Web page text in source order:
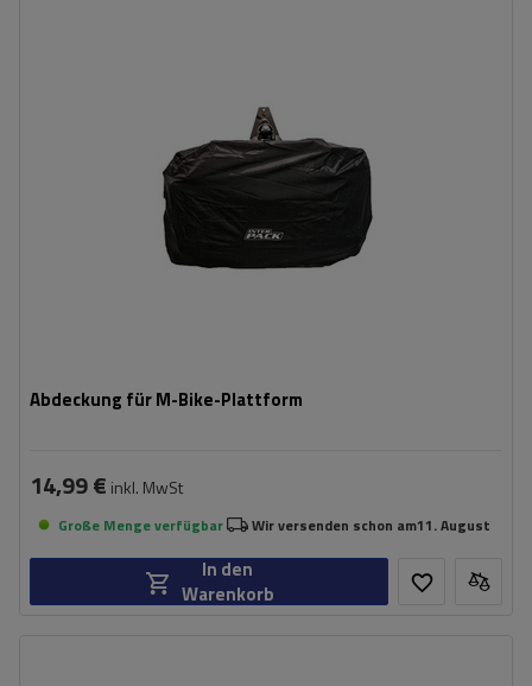
Abdeckung für M-Bike-Plattform
14,99 € inkl. MwSt
Große Menge verfügbar Wir versenden schon am11. August
In den
Warenkorb